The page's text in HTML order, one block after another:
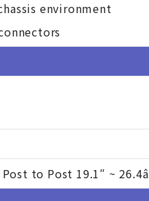
environment
to Post 19.1″ ~ 26.4â